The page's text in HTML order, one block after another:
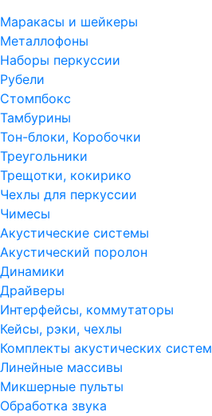
Маракасы и шейкеры
Металлофоны
Наборы перкуссии
Рубели
Стомпбокс
Тамбурины
Тон-блоки, Коробочки
Треугольники
Трещотки, кокирико
Чехлы для перкуссии
Чимесы
Акустические системы
Акустический поролон
Динамики
Драйверы
Интерфейсы, коммутаторы
Кейсы, рэки, чехлы
Комплекты акустических систем
Линейные массивы
Микшерные пульты
Обработка звука